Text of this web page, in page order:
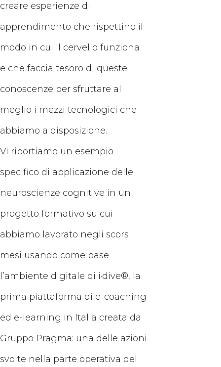
creare esperienze di
apprendimento che rispettino il
modo in cui il cervello funziona
e che faccia tesoro di queste
conoscenze per sfruttare al
meglio i mezzi tecnologici che
abbiamo a disposizione.
Vi riportiamo un esempio
specifico di applicazione delle
neuroscienze cognitive in un
progetto formativo su cui
abbiamo lavorato negli scorsi
mesi usando come base
l’ambiente digitale di i·dive®, la
prima piattaforma di e-coaching
ed e-learning in Italia creata da
Gruppo Pragma: una delle azioni
svolte nella parte operativa del